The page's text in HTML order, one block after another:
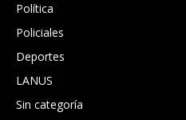
Política
Policiales
Deportes
LANUS
Sin categoría